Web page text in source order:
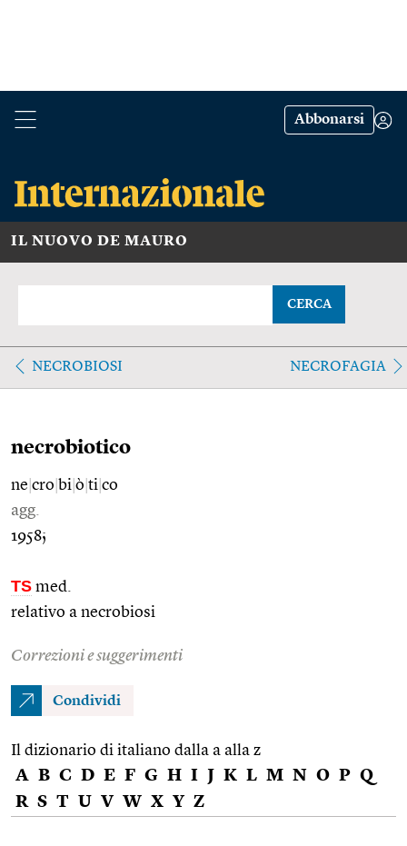
Abbonarsi
IL NUOVO DE MAURO
CERCA
NECROBIOSI NECROFAGIA
necrobiotico
ne cro bi ò ti co
agg.
1958;
TS med.
relativo a necrobiosi
Correzioni e suggerimenti
Condividi
Il dizionario di italiano dalla a alla z
A B C D E F G H I J K L M N O P Q
R S T U V W X Y Z